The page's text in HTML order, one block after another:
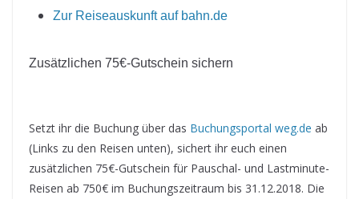
Zur Reiseauskunft auf bahn.de
Zusätzlichen 75€-Gutschein sichern
Setzt ihr die Buchung über das Buchungsportal weg.de ab
(Links zu den Reisen unten), sichert ihr euch einen
zusätzlichen 75€-Gutschein für Pauschal- und Lastminute-
Reisen ab 750€ im Buchungszeitraum bis 31.12.2018. Die